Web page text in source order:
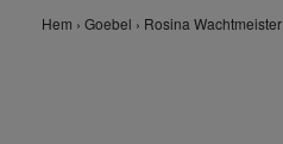
Hem › Goebel › Rosina Wachtmeister